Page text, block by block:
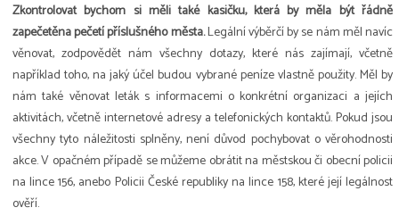
Zkontrolovat bychom si měli také kasičku, která by měla být řádně
zapečetěna pečetí příslušného města.Legální výběrčí by se nám měl navíc
věnovat, zodpovědět nám všechny dotazy, které nás zajímají, včetně
například toho, na jaký účel budou vybrané peníze vlastně použity. Měl by
nám také věnovat leták s informacemi o konkrétní organizaci a jejích
aktivitách, včetně internetové adresy a telefonických kontaktů. Pokud jsou
všechny tyto náležitosti splněny, není důvod pochybovat o věrohodnosti
akce. V opačném případě se můžeme obrátit na městskou či obecní policii
na lince 156, anebo Policii České republiky na lince 158, které její legálnost
ověří.